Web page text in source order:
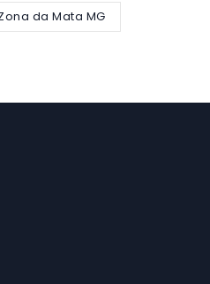
da Mata MG